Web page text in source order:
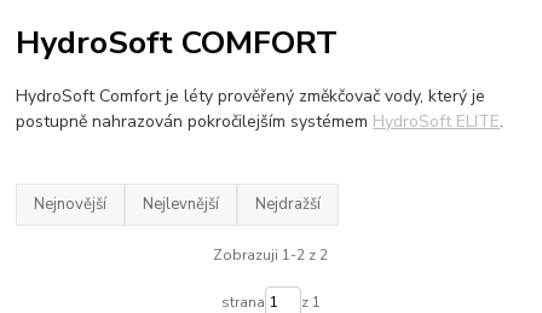
HydroSoft COMFORT
HydroSoft Comfort je léty prověřený změkčovač vody, který je
postupně nahrazován pokročilejším systémem HydroSoft ELITE.
Nejnovější Nejlevnější Nejdražší
Zobrazuji 1-2 z 2
strana z 1